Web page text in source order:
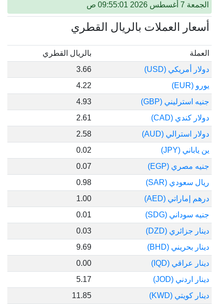
الجمعة 7 أغسطس 2026 09:55:01 ص
أسعار العملات بالريال القطري
العملة
بالريال القطري
دولار أمريكي (USD)
3.66
يورو (EUR)
4.22
جنيه استرليني (GBP)
4.93
دولار كندي (CAD)
2.61
دولار استرالي (AUD)
2.58
ين ياباني (JPY)
0.02
جنيه مصري (EGP)
0.07
ريال سعودي (SAR)
0.98
درهم إماراتي (AED)
1.00
جنيه سوداني (SDG)
0.01
دينار جزائري (DZD)
0.03
دينار بحريني (BHD)
9.69
دينار عراقي (IQD)
0.00
دينار اردني (JOD)
5.17
دينار كويتي (KWD)
11.85